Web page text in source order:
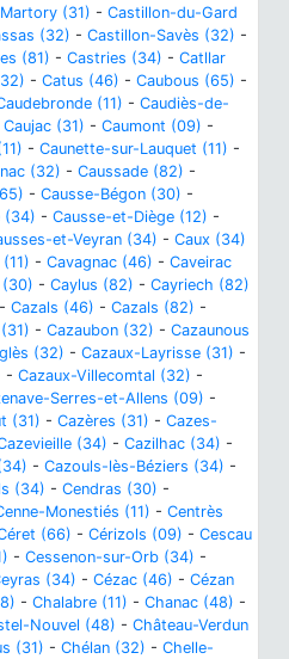
(31) - Castillon-du-Gard
(32) - Castillon-Savès (32) -
(81) - Castries (34) - Catllar
- Catus (46) - Caubous (65) -
(11) - Caudiès-de-
Caujac (31) - Caumont (09) -
- Caunette-sur-Lauquet (11) -
(32) - Caussade (82) -
- Causse-Bégon (30) -
(34) - Causse-et-Diège (12) -
et-Veyran (34) - Caux (34)
- Cavagnac (46) - Caveirac
(30) - Caylus (82) - Cayriech (82)
- Cazals (46) - Cazals (82) -
- Cazaubon (32) - Cazaunous
(32) - Cazaux-Layrisse (31) -
- Cazaux-Villecomtal (32) -
Serres-et-Allens (09) -
(31) - Cazères (31) - Cazes-
(34) - Cazilhac (34) -
- Cazouls-lès-Béziers (34) -
(34) - Cendras (30) -
Monestiés (11) - Centrès
(66) - Cérizols (09) - Cescau
- Cessenon-sur-Orb (34) -
(34) - Cézac (46) - Cézan
- Chalabre (11) - Chanac (48) -
Nouvel (48) - Château-Verdun
(31) - Chélan (32) - Chelle-